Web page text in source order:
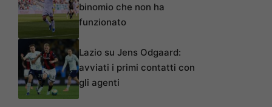
binomio che non ha
funzionato
Lazio su Jens Odgaard:
avviati i primi contatti con
gli agenti